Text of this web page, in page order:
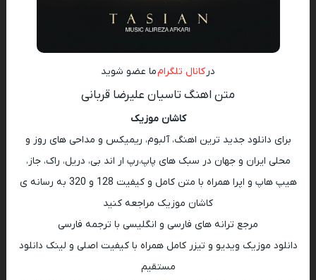
در کانال تلگرامما عضو شوید
متن اهنگ تاسیان علیرضا قربانی
کاشان موزیک
برای دانلود جدید ترین اهنگ، آلبوم، ریمیکس و مداحی های روز و
محلی ایران و جهان در سبک های پاپ،رپ ار اند بی، دریل، راک، جاز،
هیپ هاپ و اپرا همراه با متن کامل و کیفیت 128 و 320 به رسانه ی
کاشان موزیک مراجعه کنید
مرجع ترانه های فارسی و انگلیسی با ترجمه فارسی
دانلود موزیک ویدیو و تیزر کامل همراه با کیفیت اصلی و لینک دانلود
مستقیم